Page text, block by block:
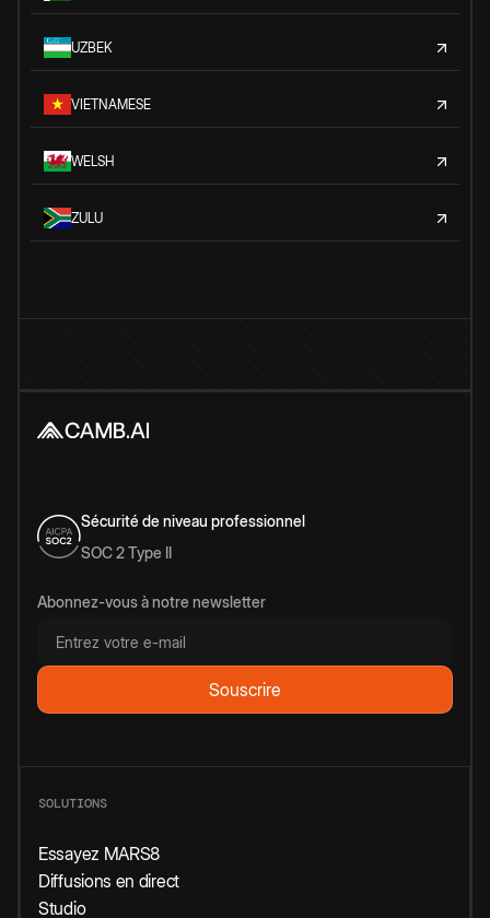
UZBEK
VIETNAMESE
WELSH
ZULU
Sécurité de niveau professionnel
SOC 2 Type II
Abonnez-vous à notre newsletter
SOLUTIONS
Essayez MARS8
Diffusions en direct
Studio